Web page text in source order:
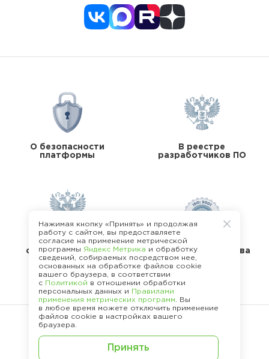
О безопасности
платформы
В реестре
разработчиков ПО
В реестре
операторов перс.
данных
Стандарты качества
Политика конфиденциальности
Нажимая кнопку «Принять» и продолжая
работу с сайтом, вы предоставляете
согласие на применение метрической
программы Яндекс Метрика и обработку
сведений, собираемых посредством нее,
основанных на обработке файлов cookie
вашего браузера, в соответствии
с Политикой в отношении обработки
персональных данных и
Правилами
применения метрических программ . Вы
в любое время можете отключить применение
файлов cookie в настройках вашего
браузера.
Принять